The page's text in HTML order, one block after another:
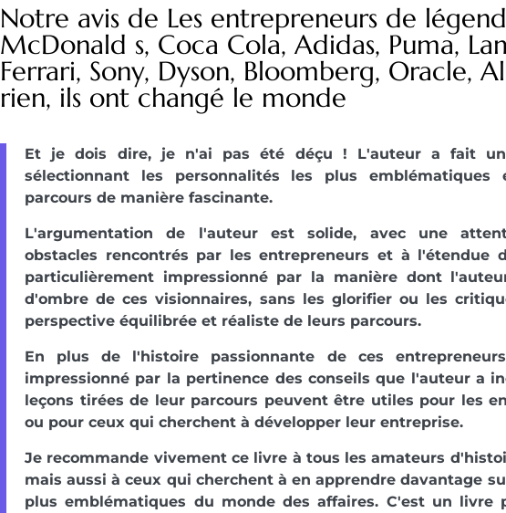
Notre avis de Les entrepreneurs de
McDonald s, Coca Cola, Adidas, Puma,
Ferrari, Sony, Dyson, Bloomberg, Oracle,
rien, ils ont changé le monde
Et je dois dire, je n'ai pas été déçu ! L'auteur a fait
sélectionnant les personnalités les plus
parcours de manière fascinante.
L'argumentation de l'auteur est solide, avec une
obstacles rencontrés par les entrepreneurs et à l'étendue
particulièrement impressionné par la manière dont
d'ombre de ces visionnaires, sans les glorifier ou les
perspective équilibrée et réaliste de leurs parcours.
En plus de l'histoire passionnante de ces
impressionné par la pertinence des conseils que l'auteur a
leçons tirées de leur parcours peuvent être utiles pour les
ou pour ceux qui cherchent à développer leur entreprise.
Je recommande vivement ce livre à tous les amateurs
mais aussi à ceux qui cherchent à en apprendre davantage
plus emblématiques du monde des affaires. C'est un livre